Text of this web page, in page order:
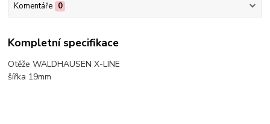
Komentáře 0
Kompletní specifikace
Otěže WALDHAUSEN X-LINE
šířka 19mm